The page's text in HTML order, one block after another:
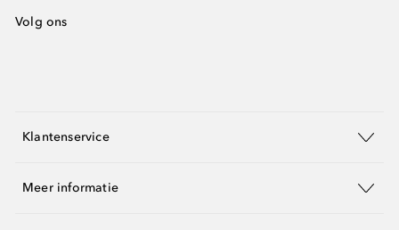
Volg ons
Klantenservice
Meer informatie